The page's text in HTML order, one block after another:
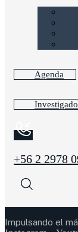
Agenda
+56 2 2978
Impulsando el